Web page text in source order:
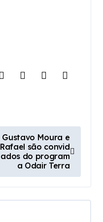
Gustavo Moura e
Rafael são convid
ados do program
a Odair Terra